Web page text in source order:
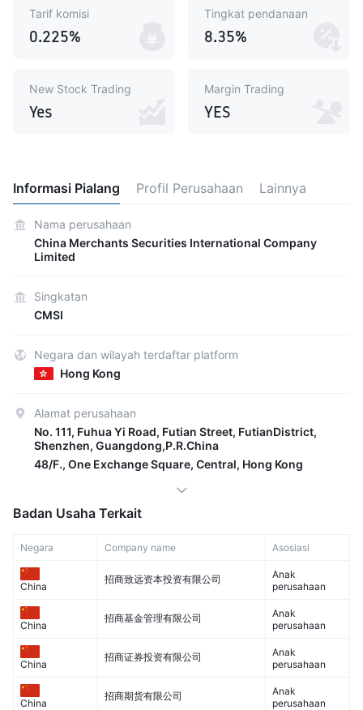
Tarif komisi
0.225%
Tingkat pendanaan
8.35%
New Stock Trading
Yes
Margin Trading
YES
Informasi Pialang Profil Perusahaan Lainnya
Nama perusahaan
China Merchants Securities International Company
Limited
Singkatan
CMSI
Negara dan wilayah terdaftar platform
Hong Kong
Alamat perusahaan
No. 111, Fuhua Yi Road, Futian Street, FutianDistrict,
Shenzhen, Guangdong,P.R.China
48/F., One Exchange Square, Central, Hong Kong
Badan Usaha Terkait
Negara Company name Asosiasi
China
招商致远资本投资有限公司
Anak
perusahaan
China
招商基金管理有限公司
Anak
perusahaan
China
招商证券投资有限公司
Anak
perusahaan
China
招商期货有限公司
Anak
perusahaan